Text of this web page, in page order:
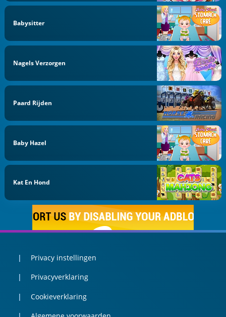
Babysitter
Nagels Verzorgen
Paard Rijden
Baby Hazel
Kat En Hond
Privacy instellingen
Privacyverklaring
Cookieverklaring